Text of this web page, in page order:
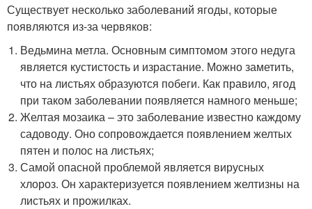
Существует несколько заболеваний ягоды, которые
появляются из-за червяков:
Ведьмина метла. Основным симптомом этого недуга
является кустистость и израстание. Можно заметить,
что на листьях образуются побеги. Как правило, ягод
при таком заболевании появляется намного меньше;
Желтая мозаика – это заболевание известно каждому
садоводу. Оно сопровождается появлением желтых
пятен и полос на листьях;
Самой опасной проблемой является вирусных
хлороз. Он характеризуется появлением желтизны на
листьях и прожилках.